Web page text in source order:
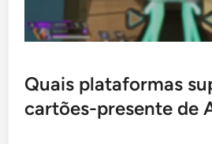
Quais plataformas
cartões-presente de